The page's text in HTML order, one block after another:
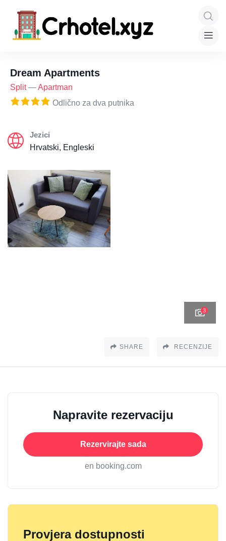
Dream Apartments
Split—Apartman
Odlično za dva putnika
Jezici
Hrvatski, Engleski
3
SHARE RECENZIJE
Napravite rezervaciju
Rezervirajte sada
en booking.com
Provjera dostupnosti